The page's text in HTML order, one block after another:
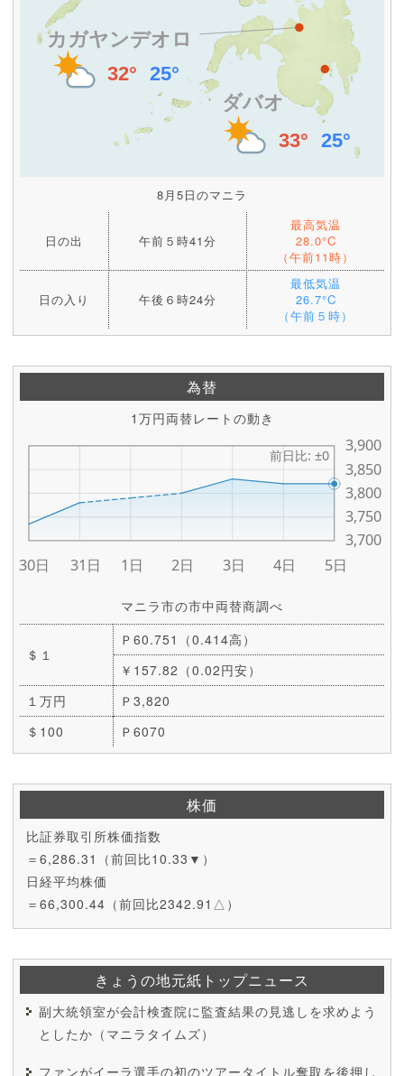
8月5日のマニラ
日の出 午前５時41分
最高気温
28.0°C
（午前11時）
日の入り 午後６時24分
最低気温
26.7°C
（午前５時）
為替
1万円両替レートの動き
マニラ市の市中両替商調べ
＄１
Ｐ60.751（0.414高）
￥157.82（0.02円安）
１万円
Ｐ3,820
＄100
Ｐ6070
株価
比証券取引所株価指数
＝6,286.31（前回比10.33▼）
日経平均株価
＝66,300.44（前回比2342.91△）
きょうの地元紙トップニュース
副大統領室が会計検査院に監査結果の見逃しを求めよう
としたか（マニラタイムズ）
ファンがイーラ選手の初のツアータイトル奪取を後押し